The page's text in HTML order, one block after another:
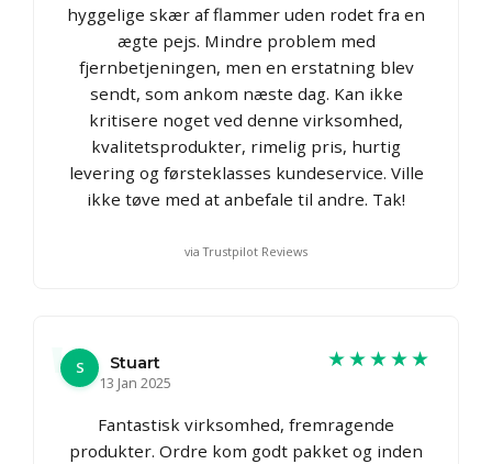
hyggelige skær af flammer uden rodet fra en
ægte pejs. Mindre problem med
fjernbetjeningen, men en erstatning blev
sendt, som ankom næste dag. Kan ikke
kritisere noget ved denne virksomhed,
kvalitetsprodukter, rimelig pris, hurtig
levering og førsteklasses kundeservice. Ville
ikke tøve med at anbefale til andre. Tak!
via Trustpilot Reviews
S
Stuart
13 Jan 2025
★★★★★
Fantastisk virksomhed, fremragende
produkter. Ordre kom godt pakket og inden